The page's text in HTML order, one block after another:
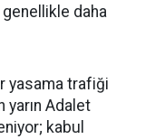
genellikle daha
yasama trafiği
yarın Adalet
kabul